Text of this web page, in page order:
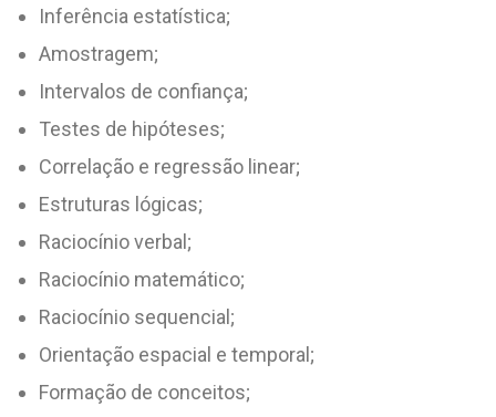
Inferência estatística;
Amostragem;
Intervalos de confiança;
Testes de hipóteses;
Correlação e regressão linear;
Estruturas lógicas;
Raciocínio verbal;
Raciocínio matemático;
Raciocínio sequencial;
Orientação espacial e temporal;
Formação de conceitos;